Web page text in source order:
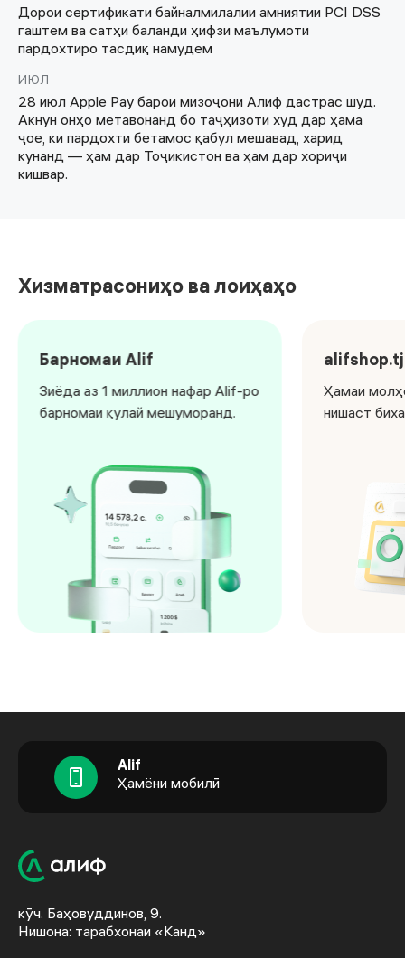
Дорои сертификати байналмилалии амниятии PCI DSS
гаштем ва сатҳи баланди ҳифзи маълумоти
пардохтиро тасдиқ намудем
ИЮЛ
28 июл Apple Pay барои мизоҷони Алиф дастрас шуд.
Акнун онҳо метавонанд бо таҷҳизоти худ дар ҳама
ҷое, ки пардохти бетамос қабул мешавад, харид
кунанд — ҳам дар Тоҷикистон ва ҳам дар хориҷи
кишвар.
Хизматрасониҳо ва лоиҳаҳо
Барномаи Alif
Зиёда аз 1 миллион нафар Alif-ро
барномаи қулай мешуморанд.
alifshop.tj
Ҳамаи
нишаст
Alif
Ҳамёни мобилӣ
кӯч. Баҳовуддинов, 9.
Нишона: тарабхонаи «Канд»